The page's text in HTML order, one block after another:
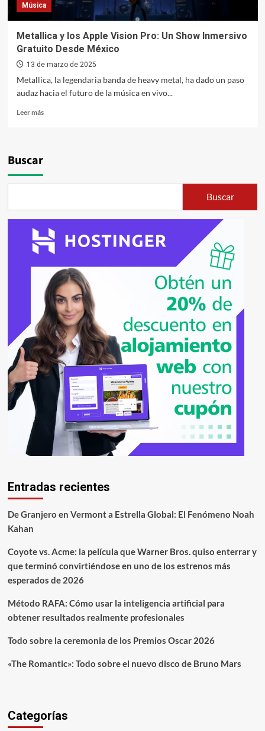
Música
Metallica y los Apple Vision Pro: Un Show Inmersivo
Gratuito Desde México
13 de marzo de 2025
Metallica, la legendaria banda de heavy metal, ha dado un paso
audaz hacia el futuro de la música en vivo...
Leer másLeer
Apple
Un
Inmersivo
Gratuito
Desde
México
Buscar
Buscar
Entradas recientes
De Granjero en Vermont a Estrella Global: El Fenómeno Noah
Kahan
Coyote vs. Acme: la película que Warner Bros. quiso enterrar y
que terminó convirtiéndose en uno de los estrenos más
esperados de 2026
Método RAFA: Cómo usar la inteligencia artificial para
obtener resultados realmente profesionales
Todo sobre la ceremonia de los Premios Oscar 2026
«The Romantic»: Todo sobre el nuevo disco de Bruno Mars
Categorías